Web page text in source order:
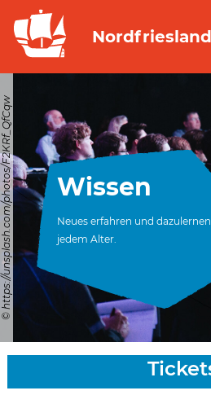
Wissen
Neues erfahren und
jedem Alter.
© https://unsplash.com/photos/F2KRf_QfCqw